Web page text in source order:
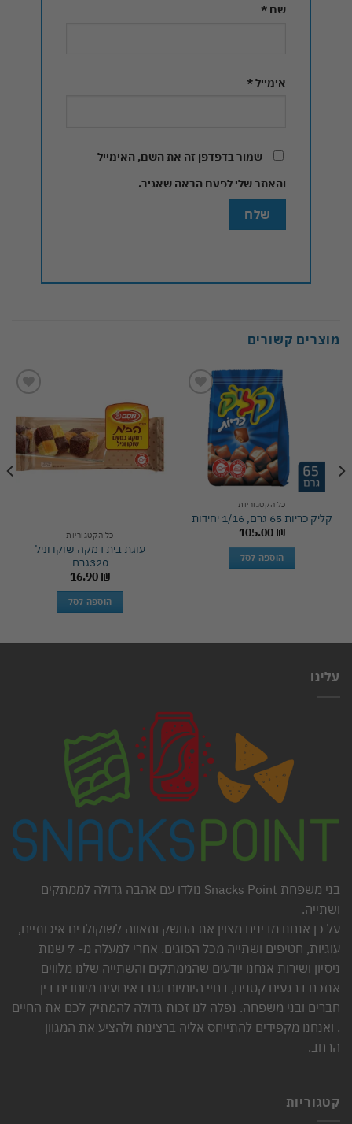
שם *
אימייל*
שמור בדפדפן זה את השם, האימייל
והאתר שלי לפעם הבאה שאגיב.
מוצרים קשורים
wishlist
כל הקטגוריות
קליק כריות 65 גרם, 1/16 יחידות
105.00 ₪
הוספה לסל
wishlist
כל הקטגוריות
עוגת בית דמקה שוקו וניל
320גרם
16.90 ₪
הוספה לסל
עלינו
בני משפחת Snacks Point נולדו עם אהבה גדולה לממתקים
ושתייה.
על כן אנחנו מבינים מצוין את החשק ותאווה לשוקולדים איכותיים,
עוגיות, חטיפים ושתייה מכל הסוגים. אחרי למעלה מ- 7 שנות
ניסיון ושירות אנחנו יודעים שהממתקים והשתייה שלנו מלווים
אתכם ברגעים קטנים, בחיי היומיום וגם באירועים מיוחדים בין
חברים ובני משפחה. נפלה לנו זכות גדולה להמתיק לכם את החיים
. ואנחנו מקפידים להתייחס אליה ברצינות ולהציע את המגוון
הרחב.
קטגוריות